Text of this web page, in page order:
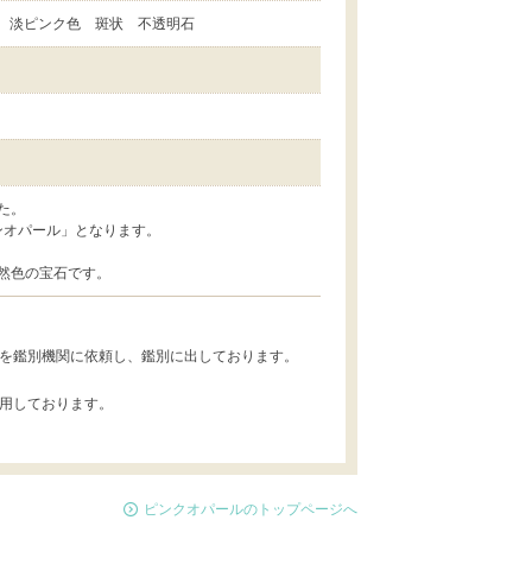
淡ピンク色 斑状 不透明石
。
パール」となります。
の宝石です。
別機関に依頼し、鑑別に出しております。
しております。
ピンクオパールのトップページへ